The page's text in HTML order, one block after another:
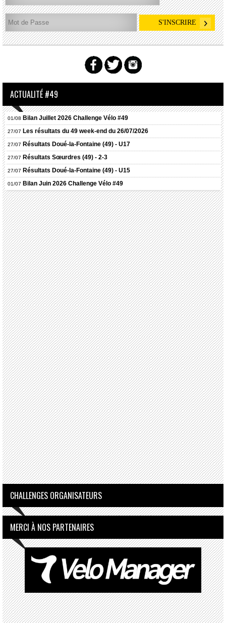
ACTUALITÉ #49
01/08 Bilan Juillet 2026 Challenge Vélo #49
27/07 Les résultats du 49 week-end du 26/07/2026
27/07 Résultats Doué-la-Fontaine (49) - U17
27/07 Résultats Sœurdres (49) - 2-3
27/07 Résultats Doué-la-Fontaine (49) - U15
01/07 Bilan Juin 2026 Challenge Vélo #49
CHALLENGES ORGANISATEURS
MERCI À NOS PARTENAIRES